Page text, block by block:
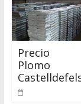
Precio
Plomo